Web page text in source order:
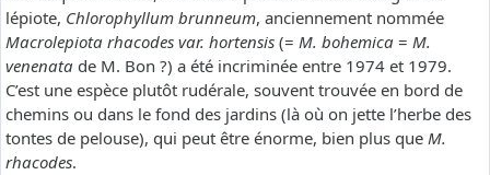
lépiote, Chlorophyllum brunneum, anciennement nommée
Macrolepiota rhacodes var. hortensis (= M. bohemica = M.
venenata de M. Bon ?) a été incriminée entre 1974 et 1979.
C’est une espèce plutôt rudérale, souvent trouvée en bord de
chemins ou dans le fond des jardins (là où on jette l’herbe des
tontes de pelouse), qui peut être énorme, bien plus que M.
rhacodes.